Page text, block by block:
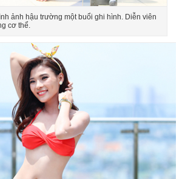
ảnh hậu trường một buổi ghi hình. Diễn viên
cơ thể.